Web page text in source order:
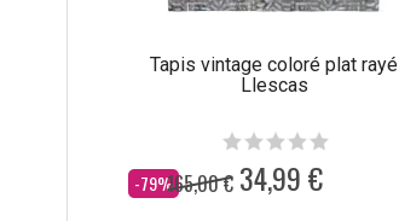
Tapis vintage coloré plat rayé
Llescas
-79%
Dès 165,00 € 34,99 €